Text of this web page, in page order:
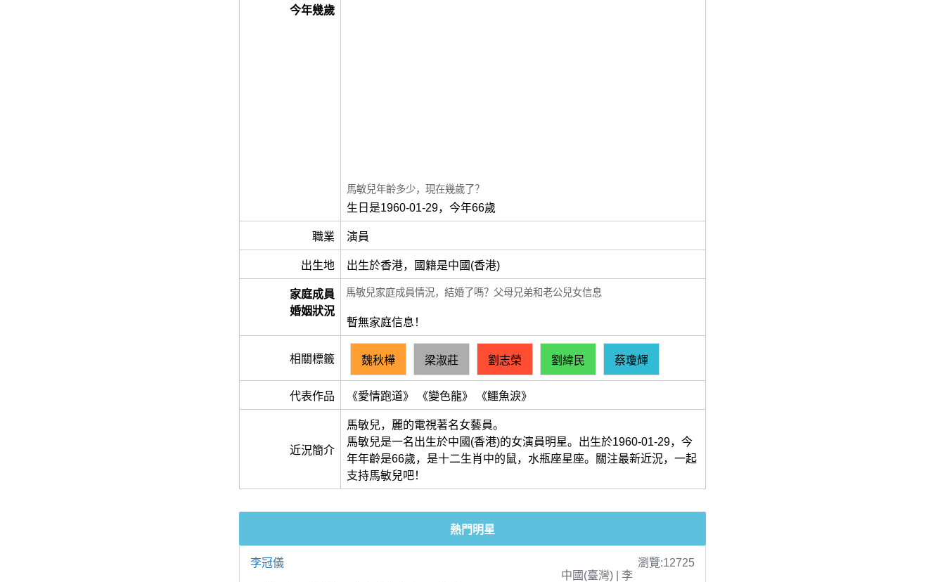
今年幾歲
馬敏兒年齡多少，現在幾歲了？
生日是1960-01-29，今年66歲
職業 演員
出生地 出生於香港，國籍是中國(香港)
家庭成員
婚姻狀況
馬敏兒家庭成員情況，結婚了嗎？父母兄弟和老公兒女信息
暫無家庭信息！
相關標籤 魏秋樺 梁淑莊 劉志榮 劉緯民 蔡瓊輝
代表作品 《愛情跑道》 《變色龍》 《鱷魚淚》
近況簡介
馬敏兒，麗的電視著名女藝員。
馬敏兒是一名出生於中國(香港)的女演員明星。出生於1960-01-29，今
年年齡是66歲，是十二生肖中的鼠，水瓶座星座。關注最新近況，一起
支持馬敏兒吧！
熱門明星
李冠儀
瀏覽:12725
中國(臺灣) | 李